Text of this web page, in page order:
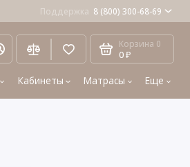
Поддержка 8 (800) 300-68-69
Корзина 0
0 ₽
Кабинеты Матрасы Еще